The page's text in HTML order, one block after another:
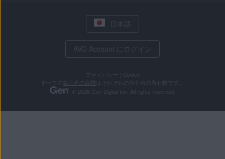
日本語
AVG Account にログイン
プライバシー
Cookie
第三者の商標
はそれぞれの所有者の所有物です。
© 2026 Gen Digital Inc. All rights reserved.